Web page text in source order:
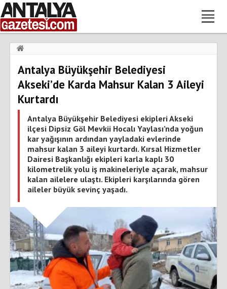
Antalya Büyükşehir Belediyesi Akseki’de Karda Mahsur Kalan 3
Aileyi Kurtardı
Antalya Büyükşehir Belediyesi
Akseki’de Karda Mahsur Kalan 3 Aileyi
Kurtardı
Antalya Büyükşehir Belediyesi ekipleri Akseki
ilçesi Dipsiz Göl Mevkii Hocalı Yaylası’nda yoğun
kar yağışının ardından yayladaki evlerinde
mahsur kalan 3 aileyi kurtardı. Kırsal Hizmetler
Dairesi Başkanlığı ekipleri karla kaplı 30
kilometrelik yolu iş makineleriyle açarak, mahsur
kalan ailelere ulaştı. Ekipleri karşılarında gören
aileler büyük sevinç yaşadı.